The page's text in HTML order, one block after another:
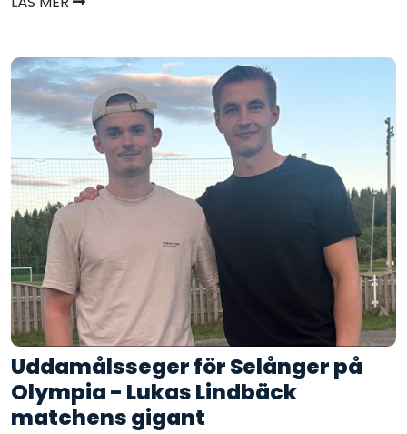
Uddamålsseger för Selånger på
Olympia - Lukas Lindbäck
matchens gigant